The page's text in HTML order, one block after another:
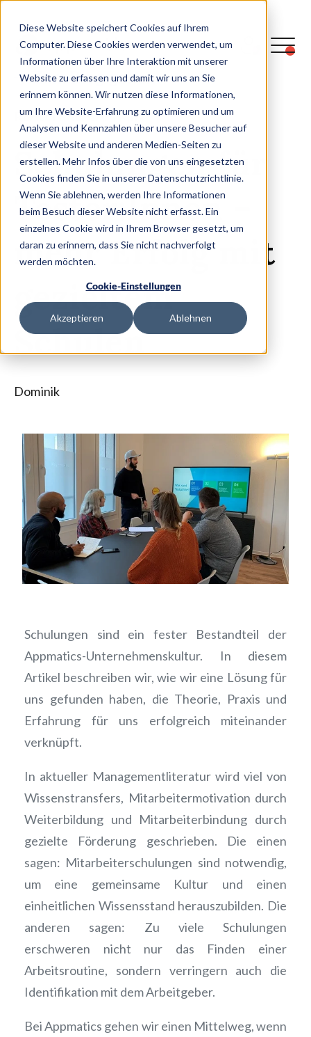
Diese Website speichert Cookies auf Ihrem
Computer. Diese Cookies werden verwendet, um
Informationen über Ihre Interaktion mit unserer
Website zu erfassen und damit wir uns an Sie
erinnern können. Wir nutzen diese Informationen,
um Ihre Website-Erfahrung zu optimieren und um
Analysen und Kennzahlen über unsere Besucher auf
dieser Website und anderen Medien-Seiten zu
erstellen. Mehr Infos über die von uns eingesetzten
Cookies finden Sie in unserer Datenschutzrichtlinie.
Wenn Sie ablehnen, werden Ihre Informationen
beim Besuch dieser Website nicht erfasst. Ein
einzelnes Cookie wird in Ihrem Browser gesetzt, um
daran zu erinnern, dass Sie nicht nachverfolgt
werden möchten.
Cookie-Einstellungen
Akzeptieren Ablehnen
Zum Blog gehen
READ TIME: CA.4MIN
Schulungen für
Tester:Innen –
mehr Erfolg mit
gezieltem
Schulen
Dominik
Schulungen sind ein fester Bestandteil der
Appmatics-Unternehmenskultur. In diesem
Artikel beschreiben wir, wie wir eine Lösung für
uns gefunden haben, die Theorie, Praxis und
Erfahrung für uns erfolgreich miteinander
verknüpft.
In aktueller Managementliteratur wird viel von
Wissenstransfers, Mitarbeitermotivation durch
Weiterbildung und Mitarbeiterbindung durch
gezielte Förderung geschrieben. Die einen
sagen: Mitarbeiterschulungen sind notwendig,
um eine gemeinsame Kultur und einen
einheitlichen Wissensstand herauszubilden. Die
anderen sagen: Zu viele Schulungen
erschweren nicht nur das Finden einer
Arbeitsroutine, sondern verringern auch die
Identifikation mit dem Arbeitgeber.
Bei Appmatics gehen wir einen Mittelweg, wenn